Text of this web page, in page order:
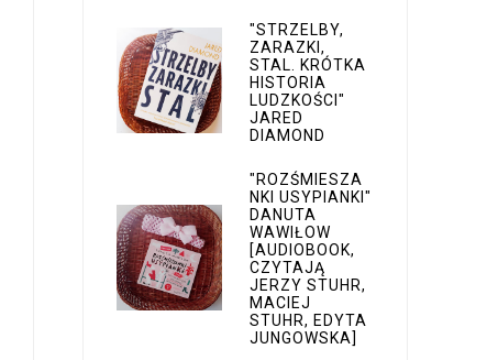
"STRZELBY,
ZARAZKI,
STAL. KRÓTKA
HISTORIA
LUDZKOŚCI"
JARED
DIAMOND
"ROZŚMIESZA
NKI USYPIANKI"
DANUTA
WAWIŁOW
[AUDIOBOOK,
CZYTAJĄ
JERZY STUHR,
MACIEJ
STUHR, EDYTA
JUNGOWSKA]